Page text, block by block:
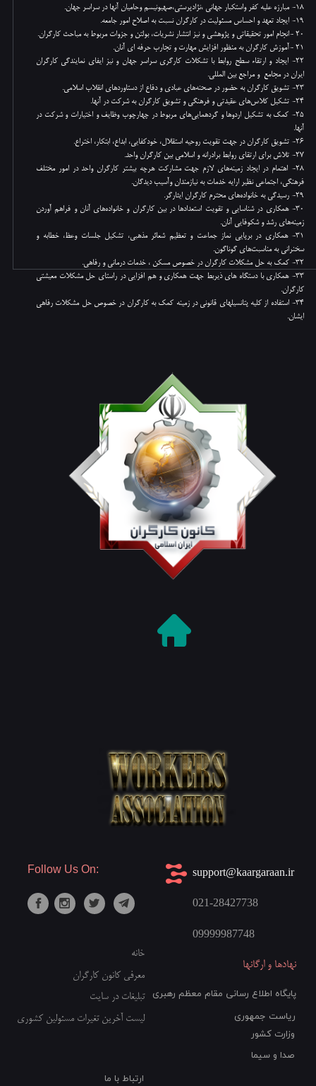
18- مبارزه علیه کفر واستکبار جهانی ،نژادپرستی،صهیونیسم وحامیان آنها در سراسر جهان.
19- ایجاد تعهد و احساس مسئولیت در کارگران نسبت به اصلاح امور جامعه.
20 -انجام امور تحقیقاتی و پژوهشی و نیز انتشار نشریات، بولتن و جزوات مربوط به مباحث کارگران.
21 -آموزش کارگران به منظور افزایش مهارت و تجارب حرفه ای آنان.
22- ایجاد و ارتقاء سطح روابط با تشکلات کارگری سراسر جهان و نیز ایفای نمایندگی کارگران
ایران در مجامع و مراجع بین المللی.
23- تشویق کارگران به حضور در صحنه‌های عبادی و دفاع از دستاوردهای انقلاب اسلامی.
24- تشکیل کلاس‌های عقیدتی و فرهنگی و تشویق کارگران به شرکت در آنها.
25- کمک به تشکیل اردوها و گردهمایی‌های مربوط در چهارچوب وظایف و اختیارات و شرکت در
آنها.
26- تشویق کارگران در جهت تقویت روحیه استقلال، خودکفایی، ابداع، ابتکار، اختراع.
27- تلاش برای ارتقای روابط برادرانه و اسلامی بین کارگران واحد.
28- اهتمام در ایجاد زمینه‌های لازم جهت مشارکت هرچه بیشتر کارگران واحد در امور ​​​​​​​مختلف
فرهنگی، اجتماعی نظیر ارایه خدمات به نیازمندان و‌آسیب دیدگان.
29- رسیدگی به خانواده‌های محترم کارگران ایثارگر.
30- همکاری در شناسایی و تقویت استعدادها در بین کارگران و خانواده‌های آنان و فراهم آوردن
زمینه‌های رشد و شکوفایی آنان.
31- همکاری در برپایی نماز جماعت و تعظیم شعائر مذهبی، تشکیل جلسات وعظ، خطابه و
سخنرانی به مناسبت‌های گوناگون.
32- کمک به حل مشکلات کارگران در خصوص مسکن ، خدمات درمانی و رفاهی.
33- همکاری با دستگاه های ذیربط جهت همکاری و هم افزایی در راستای حل مشکلات معیشتی
کارگران.
34- استفاده از کلیه پتانسیلهای قانونی در زمینه کمک به کارگران در خصوص حل مشکلات رفاهی
ایشان.
021-28427738
09999987748​​​​​​​
​support@kaargaraan.ir
ارتباط با ما
خانه
معرفی کانون کارگران
تبلیغات در سایت
لیست آخرین تغیرات مسئولین کشوری
نهادها و ارگانها
پایگاه اطلاع رسانی مقام معظم رهبری
ریاست جمهوری
صدا و سیما
وزارت کشور
Follow Us On: